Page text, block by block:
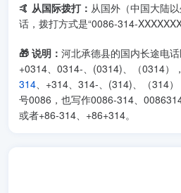
🤙 从国际拨打： 从国外（中国大陆
话，拨打方式是“0086-314-
🎁 说明： 河北承德县的国内长途电
+0314、0314-、(0314)、（0314）
314、+314、314-、(314)、（314
号0086，也写作0086-314、
或者+86-314、+86+314。